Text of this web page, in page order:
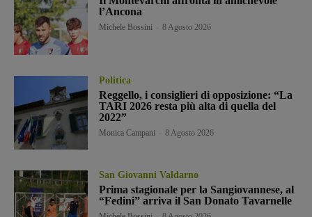
l’Ancona
Michele Bossini 8 Agosto 2026
Politica
Reggello, i consiglieri di opposizione: “La
TARI 2026 resta più alta di quella del
2022”
Monica Campani 8 Agosto 2026
San Giovanni Valdarno
Prima stagionale per la Sangiovannese, al
“Fedini” arriva il San Donato Tavarnelle